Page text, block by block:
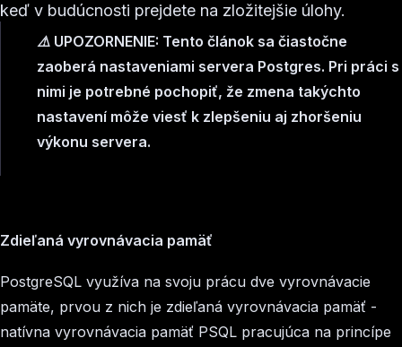
keď v budúcnosti prejdete na zložitejšie úlohy.
⚠️ UPOZORNENIE: Tento článok sa čiastočne
zaoberá nastaveniami servera Postgres. Pri práci s
nimi je potrebné pochopiť, že zmena takýchto
nastavení môže viesť k zlepšeniu aj zhoršeniu
výkonu servera.
Zdieľaná vyrovnávacia pamäť
PostgreSQL využíva na svoju prácu dve vyrovnávacie
pamäte, prvou z nich je zdieľaná vyrovnávacia pamäť -
natívna vyrovnávacia pamäť PSQL pracujúca na princípe